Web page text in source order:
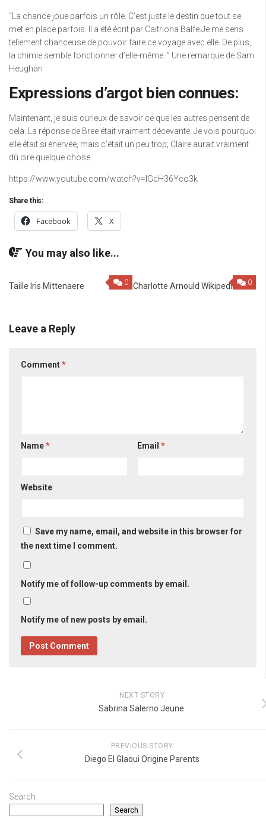
“La chance joue parfois un rôle. C’est juste le destin que tout se
met en place parfois. Il a été écrit par Caitriona Balfe.Je me sens
tellement chanceuse de pouvoir faire ce voyage avec elle. De plus,
la chimie semble fonctionner d’elle-même. ” Une remarque de Sam
Heughan
Expressions d’argot bien connues:
Maintenant, je suis curieux de savoir ce que les autres pensent de
cela. La réponse de Bree était vraiment décevante. Je vois pourquoi
elle était si énervée, mais c’était un peu trop; Claire aurait vraiment
dû dire quelque chose.
https://www.youtube.com/watch?v=IGcH36Yco3k
Share this:
Facebook X
You may also like...
0
Taille Iris Mittenaere 0
Charlotte Arnould Wikipedia
Leave a Reply
Comment*
Name* Email*
Website
Save my name, email, and website in this browser for
the next time I comment.
Notify me of follow-up comments by email.
Notify me of new posts by email.
NEXT STORY
Sabrina Salerno Jeune
PREVIOUS STORY
Diego El Glaoui Origine Parents
Search
Search